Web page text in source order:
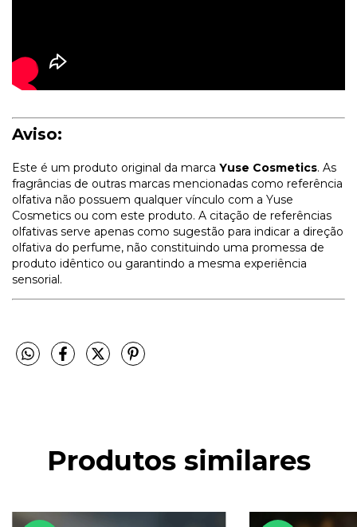
Aviso:
Este é um produto original da marca Yuse Cosmetics. As
fragrâncias de outras marcas mencionadas como referência
olfativa não possuem qualquer vínculo com a Yuse
Cosmetics ou com este produto. A citação de referências
olfativas serve apenas como sugestão para indicar a direção
olfativa do perfume, não constituindo uma promessa de
produto idêntico ou garantindo a mesma experiência
sensorial.
Produtos similares